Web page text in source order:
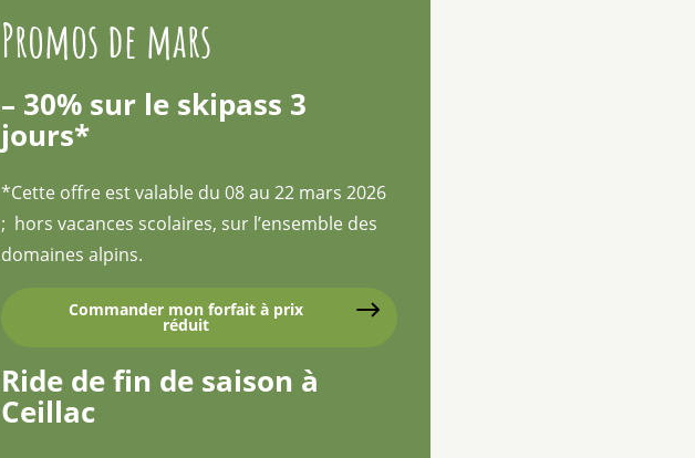
Promos de mars
– 30% sur le skipass 3
jours*
*Cette offre est valable du 08 au 22 mars 2026
; hors vacances scolaires, sur l’ensemble des
domaines alpins.
Commander mon forfait à prix
réduit
Ride de fin de saison à
Ceillac